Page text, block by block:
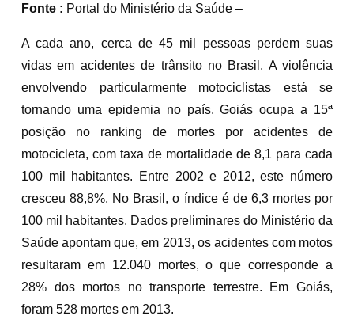
Fonte : Portal do Ministério da Saúde –
A cada ano, cerca de 45 mil pessoas perdem suas
vidas em acidentes de trânsito no Brasil. A violência
envolvendo particularmente motociclistas está se
tornando uma epidemia no país. Goiás ocupa a 15ª
posição no ranking de mortes por acidentes de
motocicleta, com taxa de mortalidade de 8,1 para cada
100 mil habitantes. Entre 2002 e 2012, este número
cresceu 88,8%. No Brasil, o índice é de 6,3 mortes por
100 mil habitantes. Dados preliminares do Ministério da
Saúde apontam que, em 2013, os acidentes com motos
resultaram em 12.040 mortes, o que corresponde a
28% dos mortos no transporte terrestre. Em Goiás,
foram 528 mortes em 2013.